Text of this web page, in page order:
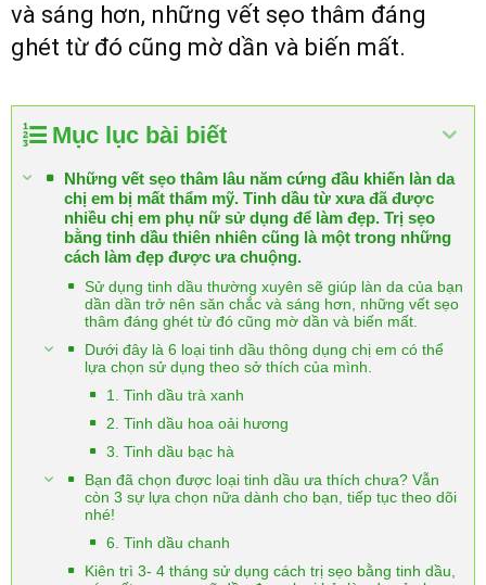
và sáng hơn, những vết sẹo thâm đáng
ghét từ đó cũng mờ dần và biến mất.
Mục lục bài biết
Những vết sẹo thâm lâu năm cứng đầu khiến làn da
chị em bị mất thẩm mỹ. Tinh dầu từ xưa đã được
nhiều chị em phụ nữ sử dụng để làm đẹp. Trị sẹo
bằng tinh dầu thiên nhiên cũng là một trong những
cách làm đẹp được ưa chuộng.
Sử dụng tinh dầu thường xuyên sẽ giúp làn da của bạn
dần dần trở nên săn chắc và sáng hơn, những vết sẹo
thâm đáng ghét từ đó cũng mờ dần và biến mất.
Dưới đây là 6 loại tinh dầu thông dụng chị em có thể
lựa chọn sử dụng theo sở thích của mình.
1. Tinh dầu trà xanh
2. Tinh dầu hoa oải hương
3. Tinh dầu bạc hà
Bạn đã chọn được loại tinh dầu ưa thích chưa? Vẫn
còn 3 sự lựa chọn nữa dành cho bạn, tiếp tục theo dõi
nhé!
6. Tinh dầu chanh
Kiên trì 3- 4 tháng sử dụng cách trị sẹo bằng tinh dầu,